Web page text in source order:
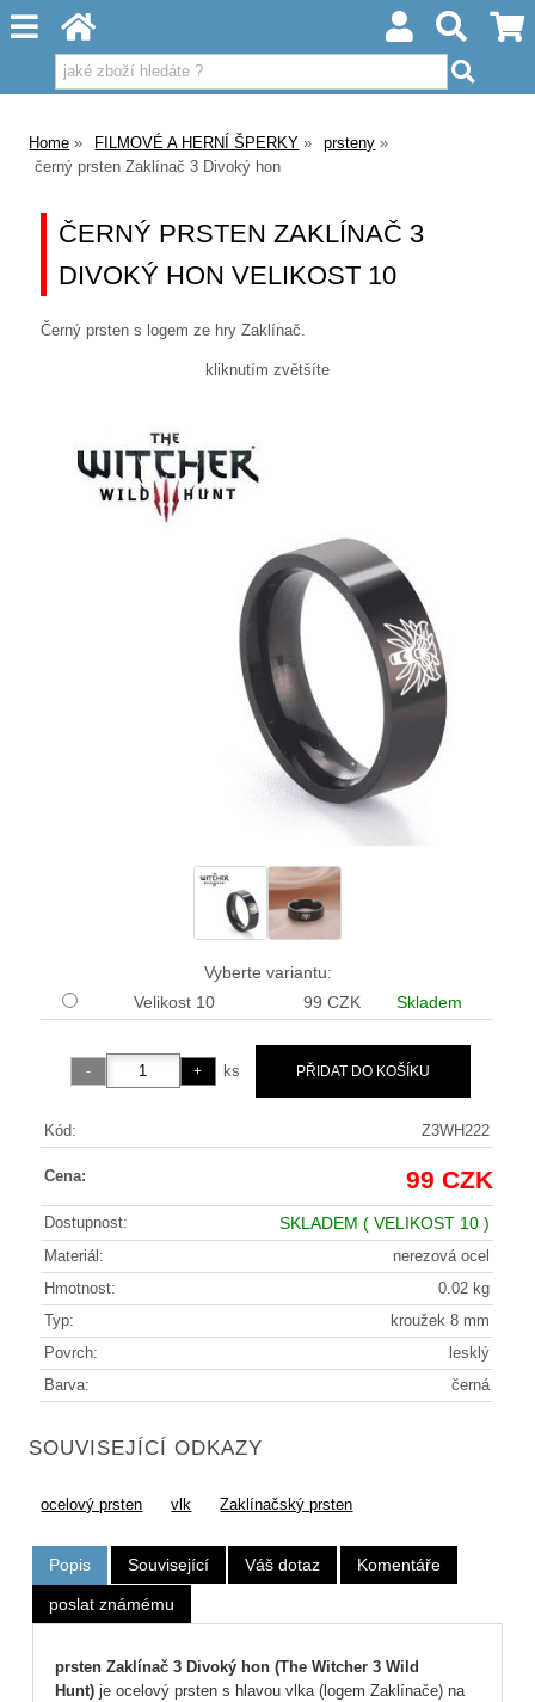
Home FILMOVÉ A HERNÍ ŠPERKY
prsteny
černý prsten Zaklínač 3 Divoký hon
ČERNÝ PRSTEN ZAKLÍNAČ 3
DIVOKÝ HON VELIKOST 10
Černý prsten s logem ze hry Zaklínač.
kliknutím zvětšíte
Vyberte variantu:
Velikost 10
99 CZK Skladem
ks
Kód: Z3WH222
Cena: 99 CZK
Dostupnost: SKLADEM ( VELIKOST 10 )
Materiál:
nerezová ocel
Hmotnost:
0.02 kg
Typ:
kroužek 8 mm
Povrch:
lesklý
Barva:
černá
SOUVISEJÍCÍ ODKAZY
ocelový prsten vlk Zaklínačský prsten
Popis Související Váš dotaz Komentáře
poslat známému
prsten Zaklínač 3 Divoký hon (The Witcher 3 Wild
Hunt)je ocelový prsten s hlavou vlka (logem Zaklínače) na